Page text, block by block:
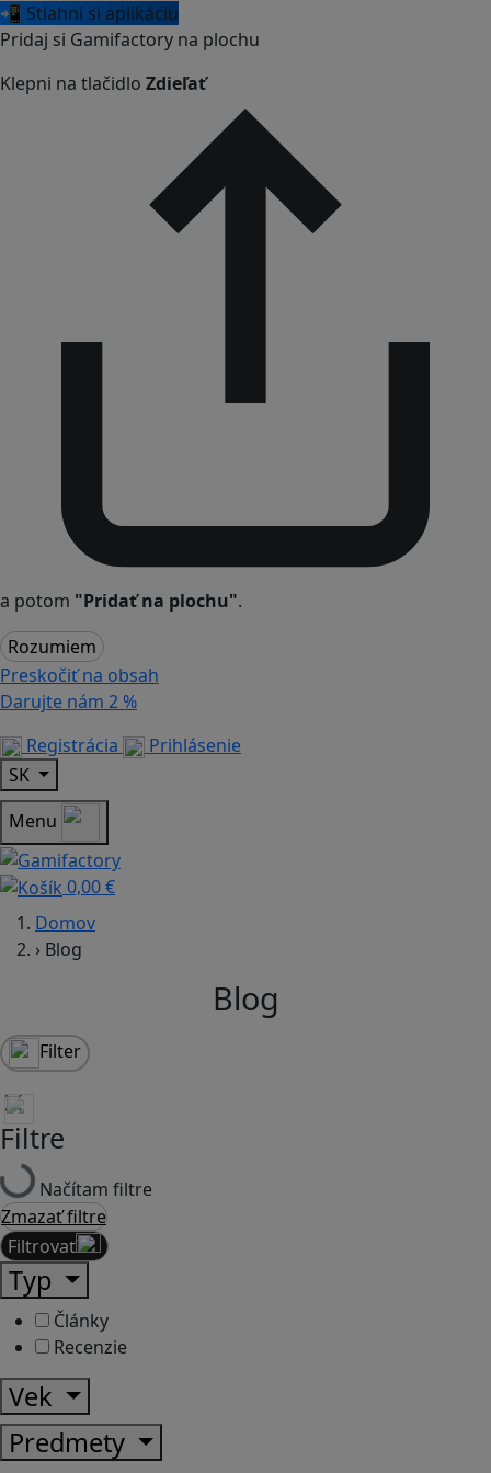
📲 Stiahni si aplikáciu
Pridaj si Gamifactory na plochu
Klepni na tlačidlo Zdieľať
a potom "Pridať na plochu".
Rozumiem
Preskočiť na obsah
Darujte nám 2 %
Registrácia
Prihlásenie
SK
Menu
0,00 €
Domov
› Blog
Blog
Filter
Filtre
Načítam filtre
Zmazať filtre
Filtrovať
Typ
Články
Recenzie
Vek
Predmety